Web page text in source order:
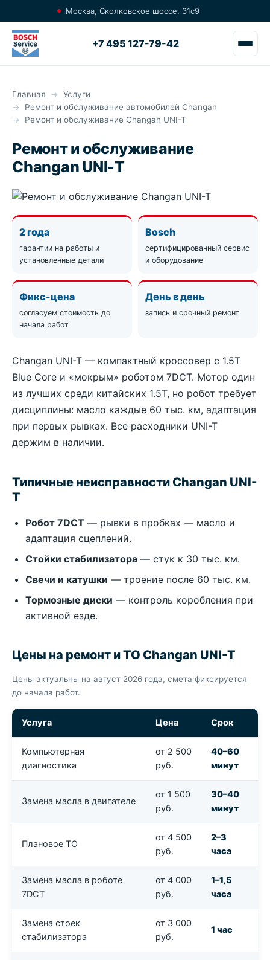
Москва, Сколковское шоссе, 31с9
+7 495 127-79-42
Главная
Услуги
Ремонт и обслуживание автомобилей Changan
Ремонт и обслуживание Changan UNI-T
Ремонт и обслуживание
Changan UNI-T
2 года
гарантии на работы и
установленные детали
Bosch
сертифицированный сервис
и оборудование
Фикс-цена
согласуем стоимость до
начала работ
День в день
запись и срочный ремонт
Changan UNI-T — компактный кроссовер с 1.5T
Blue Core и «мокрым» роботом 7DCT. Мотор один
из лучших среди китайских 1.5T, но робот требует
дисциплины: масло каждые 60 тыс. км, адаптация
при первых рывках. Все расходники UNI-T
держим в наличии.
Типичные неисправности Changan UNI-
T
Робот 7DCT — рывки в пробках — масло и
адаптация сцеплений.
Стойки стабилизатора — стук к 30 тыс. км.
Свечи и катушки — троение после 60 тыс. км.
Тормозные диски — контроль коробления при
активной езде.
Цены на ремонт и ТО Changan UNI-T
Цены актуальны на август 2026 года, смета фиксируется
до начала работ.
Услуга Цена Срок
Компьютерная
диагностика
от 2 500
руб.
40–60
минут
Замена масла в двигателе
от 1 500
руб.
30–40
минут
Плановое ТО
от 4 500
руб.
2–3
часа
Замена масла в роботе
7DCT
от 4 000
руб.
1–1,5
часа
Замена стоек
стабилизатора
от 3 000
руб.
1 час